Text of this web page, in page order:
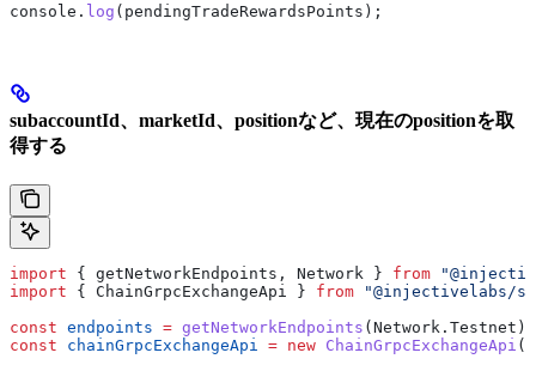
console . log ( pendingTradeRewardsPoints );
subaccountId、marketId、positionなど、現在のpositionを取
得する
import { getNetworkEndpoints , Network } from
import { ChainGrpcExchangeApi } from "@injectivelabs/
const endpoints = getNetworkEndpoints ( Network . Testnet );
const chainGrpcExchangeApi = new ChainGrpcExchangeApi (